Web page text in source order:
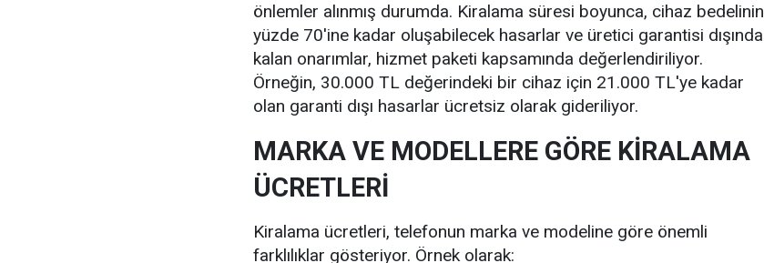
önlemler alınmış durumda. Kiralama süresi boyunca, cihaz bedelinin
yüzde 70'ine kadar oluşabilecek hasarlar ve üretici garantisi dışında
kalan onarımlar, hizmet paketi kapsamında değerlendiriliyor.
Örneğin, 30.000 TL değerindeki bir cihaz için 21.000 TL'ye kadar
olan garanti dışı hasarlar ücretsiz olarak gideriliyor.
MARKA VE MODELLERE GÖRE KİRALAMA
ÜCRETLERİ
Kiralama ücretleri, telefonun marka ve modeline göre önemli
farklılıklar gösteriyor. Örnek olarak: